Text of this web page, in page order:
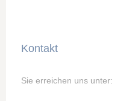
Kontakt
Sie erreichen uns unter: